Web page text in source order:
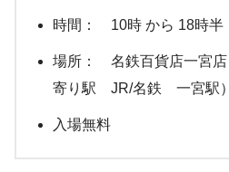
時間： 10時 から 18時半
場所： 名鉄百貨店一宮店
寄り駅 JR/名鉄 一宮駅）
入場無料